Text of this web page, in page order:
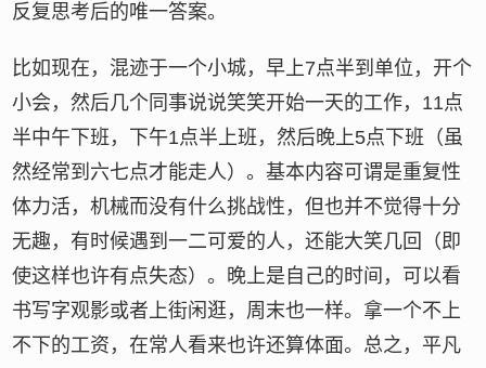
反复思考后的唯一答案。
比如现在，混迹于一个小城，早上7点半到单位，开个
小会，然后几个同事说说笑笑开始一天的工作，11点
半中午下班，下午1点半上班，然后晚上5点下班（虽
然经常到六七点才能走人）。基本内容可谓是重复性
体力活，机械而没有什么挑战性，但也并不觉得十分
无趣，有时候遇到一二可爱的人，还能大笑几回（即
使这样也许有点失态）。晚上是自己的时间，可以看
书写字观影或者上街闲逛，周末也一样。拿一个不上
不下的工资，在常人看来也许还算体面。总之，平凡